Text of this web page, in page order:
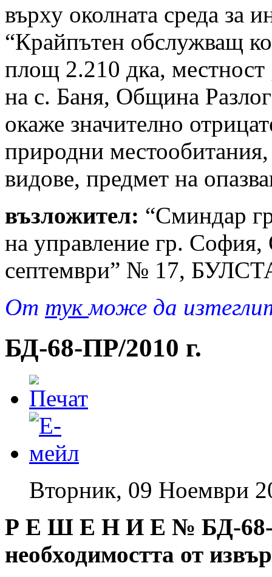
върху околната среда за
“Крайпътен обслужващ
площ 2.210 дка,
на с. Баня, Община
окаже значително
природни
видове, предмет на
възложител: “Сминдар
на управление гр.
септември” № 17,
От тукможе да
БД-68-ПР/2010 г.
Вторник, 09 Ноември
Р Е Ш Е Н И Е № БД-
необходимостта от